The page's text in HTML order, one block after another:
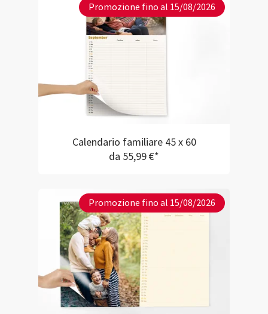
Promozione fino al 15/08/2026
Calendario familiare 45 x 60
da 55,99 €*
Promozione fino al 15/08/2026